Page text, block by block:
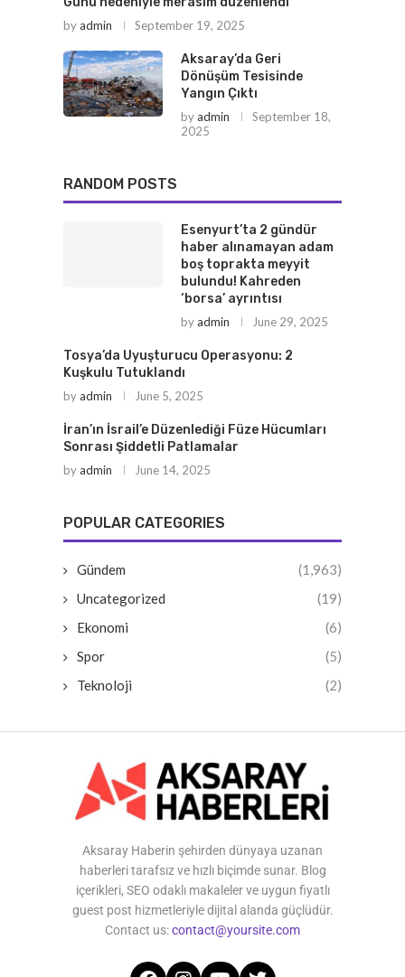
byadmin September 19, 2025
Aksaray’da Geri
Dönüşüm Tesisinde
Yangın Çıktı
byadmin
September 18,
2025
RANDOM POSTS
Esenyurt’ta 2 gündür
haber alınamayan adam
boş toprakta meyyit
bulundu! Kahreden
‘borsa’ ayrıntısı
byadmin June 29, 2025
Tosya’da Uyuşturucu Operasyonu: 2
Kuşkulu Tutuklandı
byadmin June 5, 2025
İran’ın İsrail’e Düzenlediği Füze Hücumları
Sonrası Şiddetli Patlamalar
byadmin June 14, 2025
POPULAR CATEGORIES
Gündem
(1,963)
Uncategorized
(19)
Ekonomi
(6)
Spor
(5)
Teknoloji
(2)
Aksaray Haberin şehirden dünyaya uzanan
haberleri tarafsız ve hızlı biçimde sunar. Blog
içerikleri, SEO odaklı makaleler ve uygun fiyatlı
guest post hizmetleriyle dijital alanda güçlüdür.
Contact us:contact@yoursite.com